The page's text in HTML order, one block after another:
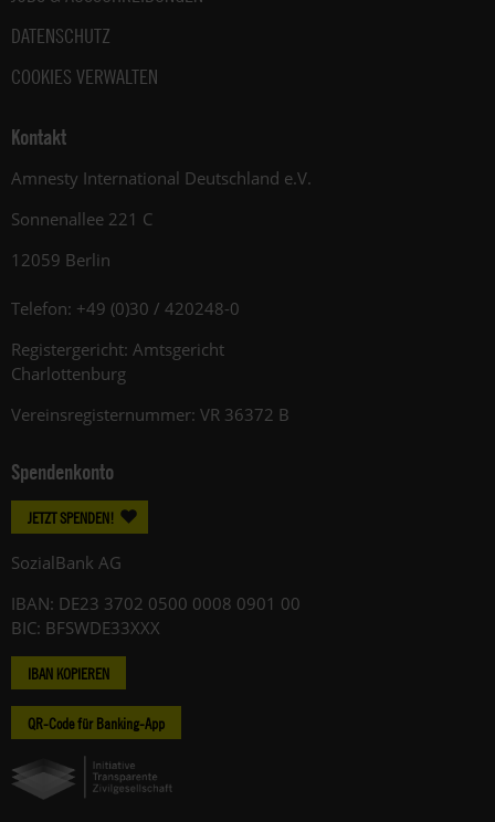
DATENSCHUTZ
COOKIES VERWALTEN
Kontakt
Amnesty International Deutschland e.V.
Sonnenallee 221 C
12059 Berlin
Telefon: +49 (0)30 / 420248-0
Registergericht: Amtsgericht
Charlottenburg
Vereinsregisternummer: VR 36372 B
Spendenkonto
JETZT SPENDEN!
SozialBank AG
IBAN: DE23 3702 0500 0008 0901 00
BIC: BFSWDE33XXX
IBAN KOPIEREN
QR-Code für Banking-App